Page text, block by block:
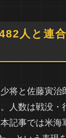
人と連
将と佐藤寅治
人数は戦没・
記事では米海